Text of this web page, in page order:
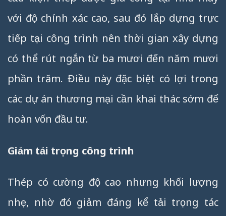
với độ chính xác cao, sau đó lắp dựng trực
tiếp tại công trình nên thời gian xây dựng
có thể rút ngắn từ ba mươi đến năm mươi
phần trăm. Điều này đặc biệt có lợi trong
các dự án thương mại cần khai thác sớm để
hoàn vốn đầu tư.
Giảm tải trọng công trình
Thép có cường độ cao nhưng khối lượng
nhẹ, nhờ đó giảm đáng kể tải trọng tác